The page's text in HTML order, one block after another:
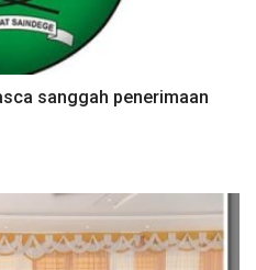
sanggah penerimaan